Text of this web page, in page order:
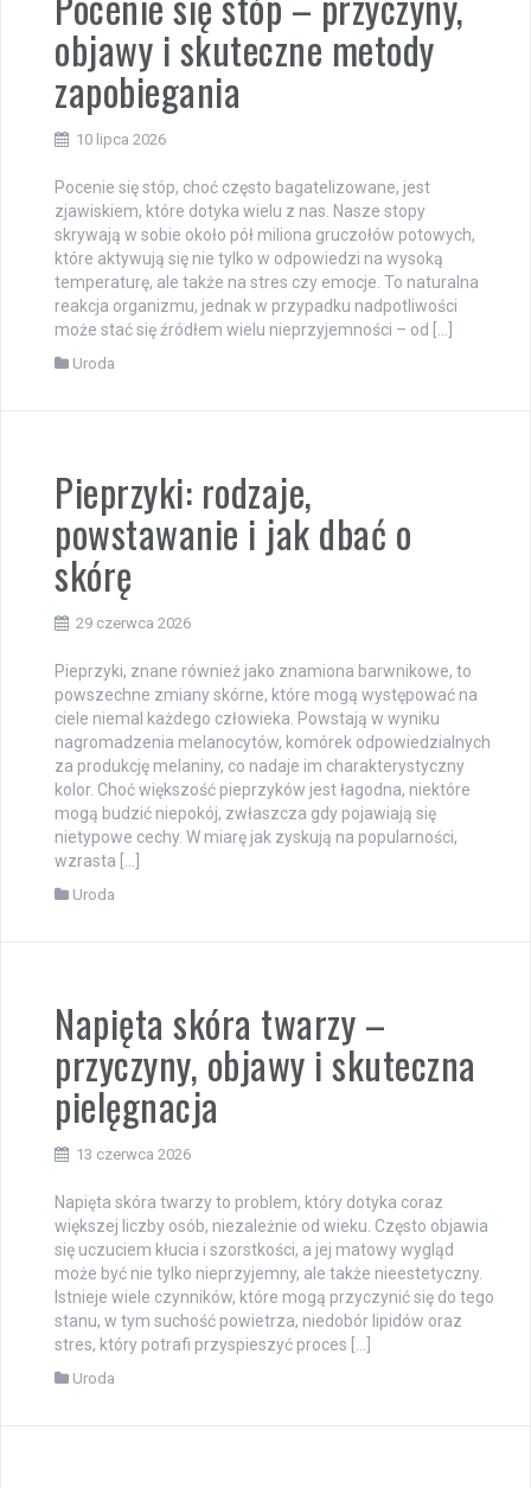
objawy i skuteczne metody
zapobiegania
10 lipca 2026
Pocenie się stóp, choć często bagatelizowane, jest
zjawiskiem, które dotyka wielu z nas. Nasze stopy
skrywają w sobie około pół miliona gruczołów potowych,
które aktywują się nie tylko w odpowiedzi na wysoką
temperaturę, ale także na stres czy emocje. To naturalna
reakcja organizmu, jednak w przypadku nadpotliwości
może stać się źródłem wielu nieprzyjemności – od […]
Uroda
Pieprzyki: rodzaje,
powstawanie i jak dbać o
skórę
29 czerwca 2026
Pieprzyki, znane również jako znamiona barwnikowe, to
powszechne zmiany skórne, które mogą występować na
ciele niemal każdego człowieka. Powstają w wyniku
nagromadzenia melanocytów, komórek odpowiedzialnych
za produkcję melaniny, co nadaje im charakterystyczny
kolor. Choć większość pieprzyków jest łagodna, niektóre
mogą budzić niepokój, zwłaszcza gdy pojawiają się
nietypowe cechy. W miarę jak zyskują na popularności,
wzrasta […]
Uroda
Napięta skóra twarzy –
przyczyny, objawy i skuteczna
pielęgnacja
13 czerwca 2026
Napięta skóra twarzy to problem, który dotyka coraz
większej liczby osób, niezależnie od wieku. Często objawia
się uczuciem kłucia i szorstkości, a jej matowy wygląd
może być nie tylko nieprzyjemny, ale także nieestetyczny.
Istnieje wiele czynników, które mogą przyczynić się do tego
stanu, w tym suchość powietrza, niedobór lipidów oraz
stres, który potrafi przyspieszyć proces […]
Uroda